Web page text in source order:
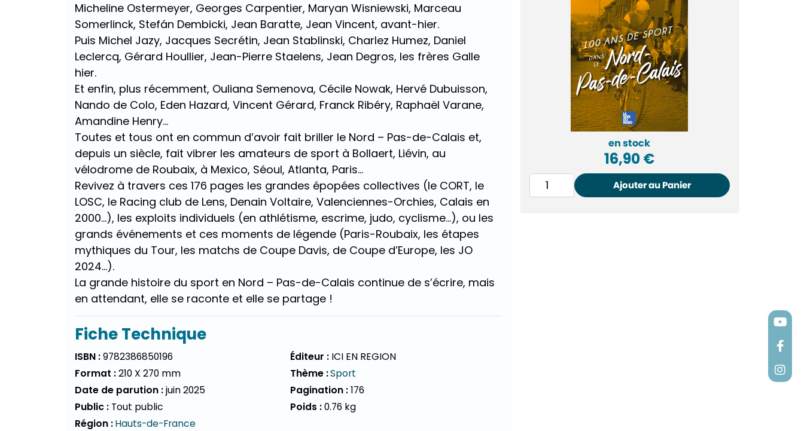
Micheline Ostermeyer, Georges Carpentier, Maryan Wisniewski, Marceau
Somerlinck, Stefán Dembicki, Jean Baratte, Jean Vincent, avant-hier.
Puis Michel Jazy, Jacques Secrétin, Jean Stablinski, Charlez Humez, Daniel
Leclercq, Gérard Houllier, Jean-Pierre Staelens, Jean Degros, les frères Galle
hier.
Et enfin, plus récemment, Ouliana Semenova, Cécile Nowak, Hervé Dubuisson,
Nando de Colo, Eden Hazard, Vincent Gérard, Franck Ribéry, Raphaël Varane,
Amandine Henry…
Toutes et tous ont en commun d’avoir fait briller le Nord – Pas-de-Calais et,
depuis un siècle, fait vibrer les amateurs de sport à Bollaert, Liévin, au
vélodrome de Roubaix, à Mexico, Séoul, Atlanta, Paris…
Revivez à travers ces 176 pages les grandes épopées collectives (le CORT, le
LOSC, le Racing club de Lens, Denain Voltaire, Valenciennes-Orchies, Calais en
2000…), les exploits individuels (en athlétisme, escrime, judo, cyclisme…), ou les
grands événements et ces moments de légende (Paris-Roubaix, les étapes
mythiques du Tour, les matchs de Coupe Davis, de Coupe d’Europe, les JO
2024…).
La grande histoire du sport en Nord – Pas-de-Calais continue de s’écrire, mais
en attendant, elle se raconte et elle se partage !
Fiche Technique
ISBN :9782386850196 Éditeur : ICI EN REGION
Format :210 X 270 mm Thème :Sport
Date de parution :juin 2025 Pagination :176
Public : Tout public Poids :0.76 kg
Région :Hauts-de-France
en stock
16,90€
Ajouter au Panier